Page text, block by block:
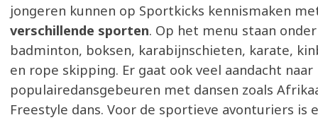
jongeren kunnen op Sportkicks kennismaken
verschillende sporten. Op het menu staan
badminton, boksen, karabijnschieten, karate,
en rope skipping. Er gaat ook veel aandacht naar
populairedansgebeuren met dansen zoals
Freestyle dans. Voor de sportieve avonturiers is